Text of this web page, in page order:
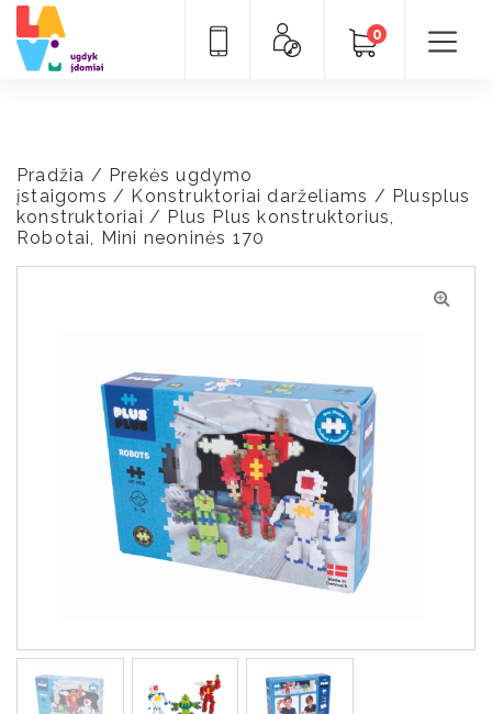
0
Pradžia / Prekės ugdymo
įstaigoms / Konstruktoriai darželiams / Plusplus
konstruktoriai / Plus Plus konstruktorius,
Robotai, Mini neoninės 170